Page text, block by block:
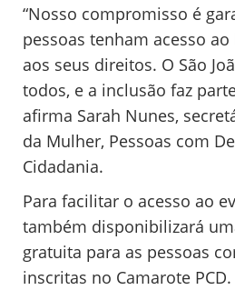
“Nosso compromisso é
pessoas tenham acesso
aos seus direitos. O São
todos, e a inclusão faz
afirma Sarah Nunes,
da Mulher, Pessoas com
Cidadania.
Para facilitar o acesso ao
também disponibilizará
gratuita para as pessoas
inscritas no Camarote